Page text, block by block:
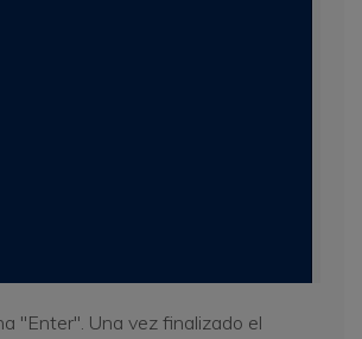
"Enter". Una vez finalizado el